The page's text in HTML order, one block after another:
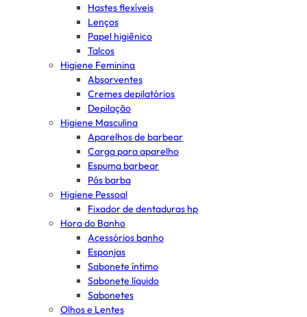
Hastes flexíveis
Lenços
Papel higiênico
Talcos
Higiene Feminina
Absorventes
Cremes depilatórios
Depilação
Higiene Masculina
Aparelhos de barbear
Carga para aparelho
Espuma barbear
Pós barba
Higiene Pessoal
Fixador de dentaduras hp
Hora do Banho
Acessórios banho
Esponjas
Sabonete íntimo
Sabonete líquido
Sabonetes
Olhos e Lentes